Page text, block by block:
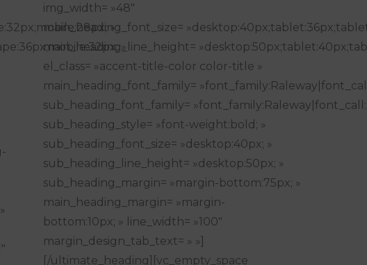
img_width= »48″
main_heading_font_size=
main_heading_line_height=
el_class= »accent-title-color color-title »
main_heading_font_family=
sub_heading_font_family=
sub_heading_style= »font-weight:bold; »
sub_heading_font_size= »desktop:40px; »
sub_heading_line_height= »desktop:50px; »
sub_heading_margin= »margin-bottom:75px; »
main_heading_margin= »margin-
bottom:10px; » line_width= »100″
margin_design_tab_text= » »]
[/ultimate_heading][vc_empty_space
»
»